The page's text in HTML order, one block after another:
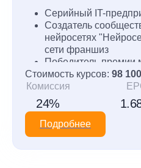
Серийный IT-
Создатель
нейросетях
сети франшиз
Победитель премии
номинации по
Стоимость курсов: 98
Комиссия
24%
Подробнее